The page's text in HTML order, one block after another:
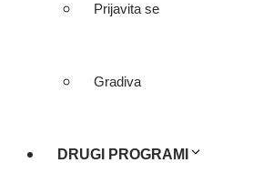
Prijavita se
Gradiva
DRUGI PROGRAMI